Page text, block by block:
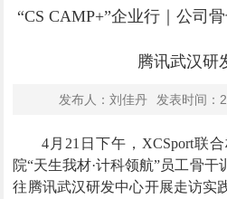
“CS CAMP+”企业行｜公司
腾讯武汉研
发布人：刘佳丹 发表时间：
4 月 21 日下午，XCSport联
院“天生我材·计科领航”员工骨
往腾讯武汉研发中心开展走访实